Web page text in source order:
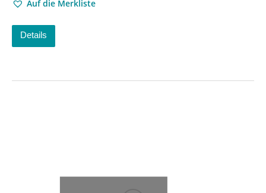
Auf die Merkliste
Details